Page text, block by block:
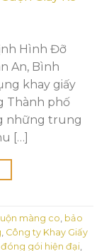
Hình Đỡ
An, Bình
khay giấy
Thành phố
những trung
[…]
màng co bảo
Công ty Khay Giấy
gói hiện đại